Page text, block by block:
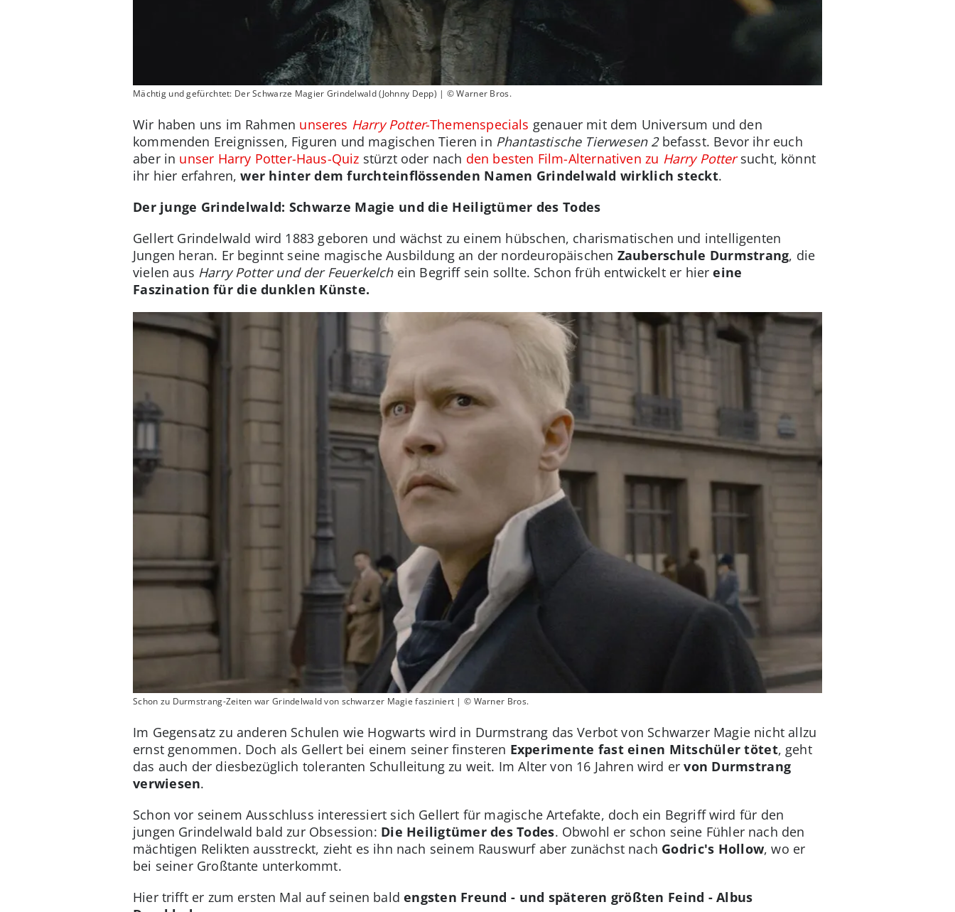
Mächtig und gefürchtet: Der Schwarze Magier Grindelwald (Johnny Depp) | © Warner Bros.
Wir haben uns im Rahmen unseres Harry Potter-Themenspecials genauer mit dem Universum und den
kommenden Ereignissen, Figuren und magischen Tieren in Phantastische Tierwesen 2befasst. Bevor ihr euch
aber in unser Harry Potter-Haus-Quiz stürzt oder nach den besten Film-Alternativen zu Harry Pottersucht, könnt
ihr hier erfahren,wer hinter dem furchteinflössenden Namen Grindelwald wirklich steckt.
Der junge Grindelwald: Schwarze Magie und die Heiligtümer des Todes
Gellert Grindelwald wird 1883 geboren und wächst zu einem hübschen, charismatischen und intelligenten
Jungen heran. Er beginnt seine magische Ausbildung an der nordeuropäischen Zauberschule Durmstrang, die
vielen aus Harry Potter und der Feuerkelchein Begriff sein sollte. Schon früh entwickelt er hiereine
Faszination für die dunklen Künste.
Schon zu Durmstrang-Zeiten war Grindelwald von schwarzer Magie fasziniert | © Warner Bros.
Im Gegensatz zu anderen Schulen wie Hogwarts wird in Durmstrang das Verbot von Schwarzer Magie nicht allzu
ernst genommen. Doch als Gellert bei einem seiner finsteren Experimente fast einen Mitschüler tötet, geht
das auch der diesbezüglich toleranten Schulleitung zu weit. Im Alter von 16 Jahren wird ervon Durmstrang
verwiesen.
Schon vor seinem Ausschluss interessiert sich Gellert für magische Artefakte, doch ein Begriff wird für den
jungen Grindelwald bald zur Obsession: Die Heiligtümer des Todes. Obwohl er schon seine Fühler nach den
mächtigen Relikten ausstreckt, zieht es ihn nach seinem Rauswurf aber zunächst nach Godric's Hollow, wo er
bei seiner Großtante unterkommt.
Hier trifft er zum ersten Mal auf seinen baldengsten Freund - und späteren größten Feind - Albus